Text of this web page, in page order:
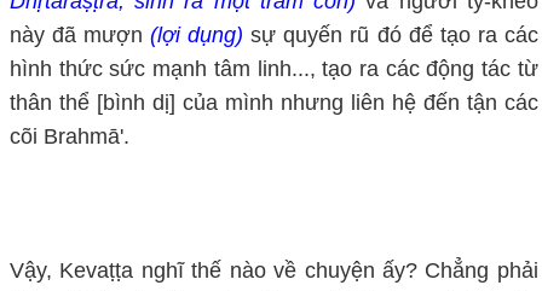
này đã mượn(lợi dụng) sự quyến rũ đó để tạo ra các
hình thức sức mạnh tâm linh..., tạo ra các động tác từ
thân thể [bình dị] của mình nhưng liên hệ đến tận các
cõi Brahmā'.
Vậy, Kevaṭṭa nghĩ thế nào về chuyện ấy? Chẳng phải